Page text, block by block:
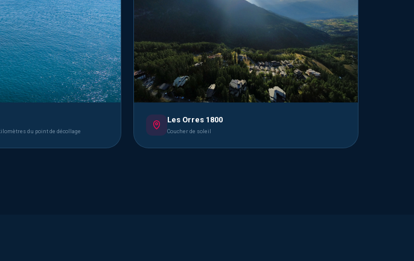
du point de décollage
Les Orres 1800
Coucher de soleil